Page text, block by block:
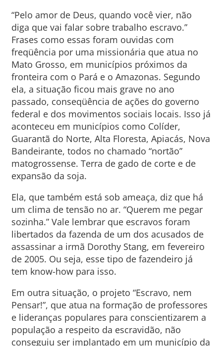
“Pelo amor de Deus, quando você vier, não
diga que vai falar sobre trabalho escravo.”
Frases como essas foram ouvidas com
freqüência por uma missionária que atua no
Mato Grosso, em municípios próximos da
fronteira com o Pará e o Amazonas. Segundo
ela, a situação ficou mais grave no ano
passado, conseqüência de ações do governo
federal e dos movimentos sociais locais. Isso já
aconteceu em municípios como Colíder,
Guarantã do Norte, Alta Floresta, Apiacás, Nova
Bandeirante, todos no chamado “nortão”
matogrossense. Terra de gado de corte e de
expansão da soja.
Ela, que também está sob ameaça, diz que há
um clima de tensão no ar. “Querem me pegar
sozinha.” Vale lembrar que escravos foram
libertados da fazenda de um dos acusados de
assassinar a irmã Dorothy Stang, em fevereiro
de 2005. Ou seja, esse tipo de fazendeiro já
tem know-how para isso.
Em outra situação, o projeto “Escravo, nem
Pensar!”, que atua na formação de professores
e lideranças populares para conscientizarem a
população a respeito da escravidão, não
conseguiu ser implantado em um município da